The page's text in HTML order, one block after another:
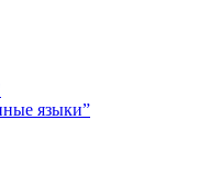
языки”